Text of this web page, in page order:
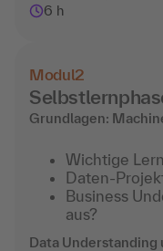
6 h
Modul2
Grundlagen:
Wichtige
Daten-
Business
aus?
Data Understanding